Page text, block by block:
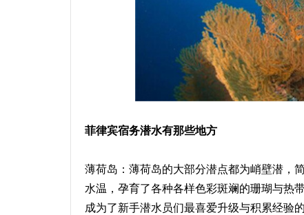
菲律宾宿务潜水有那些地方
薄荷岛：薄荷岛的大部分潜点都为峭壁潜
水温，孕育了各种各样色彩斑斓的珊瑚与热
成为了新手潜水员们最喜爱升级与积累经验的